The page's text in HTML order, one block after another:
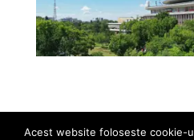
Acest website foloseste cookie-